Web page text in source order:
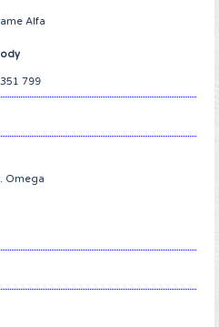
Alfa
799
Omega